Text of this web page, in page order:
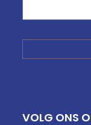
VOLG ONS